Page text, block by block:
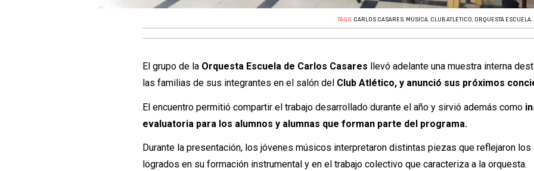
TAGS: CARLOS CASARES, MÚSICA, CLUB ATLÉTICO, ORQUESTA ESCUELA,
El grupo de la Orquesta Escuela de Carlos Casares
llevó adelante una muestra interna
las familias de sus integrantes en el salón del Club Atlético, y anunció sus próximos
El encuentro permitió compartir el trabajo desarrollado durante el año y sirvió además como
evaluatoria para los alumnos y alumnas que forman parte del programa.
Durante la presentación, los jóvenes músicos interpretaron distintas piezas que reflejaron los
logrados en su formación instrumental y en el trabajo colectivo que caracteriza a la orquesta.